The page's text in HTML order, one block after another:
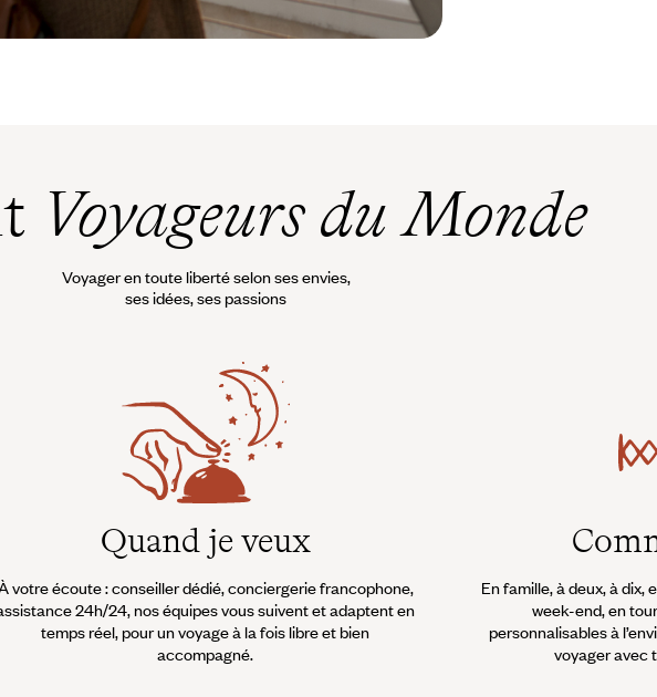
Voyageurs du Monde
Voyager en toute liberté selon ses envies,
ses idées, ses passions
Quand je veux
votre écoute : conseiller dédié, conciergerie francophone,
24h/24, nos équipes vous suivent et adaptent en
temps réel, pour un voyage à la fois libre et bien
accompagné.
En famille, à deux, à dix,
week-end, en
personnalisables à
voyager avec